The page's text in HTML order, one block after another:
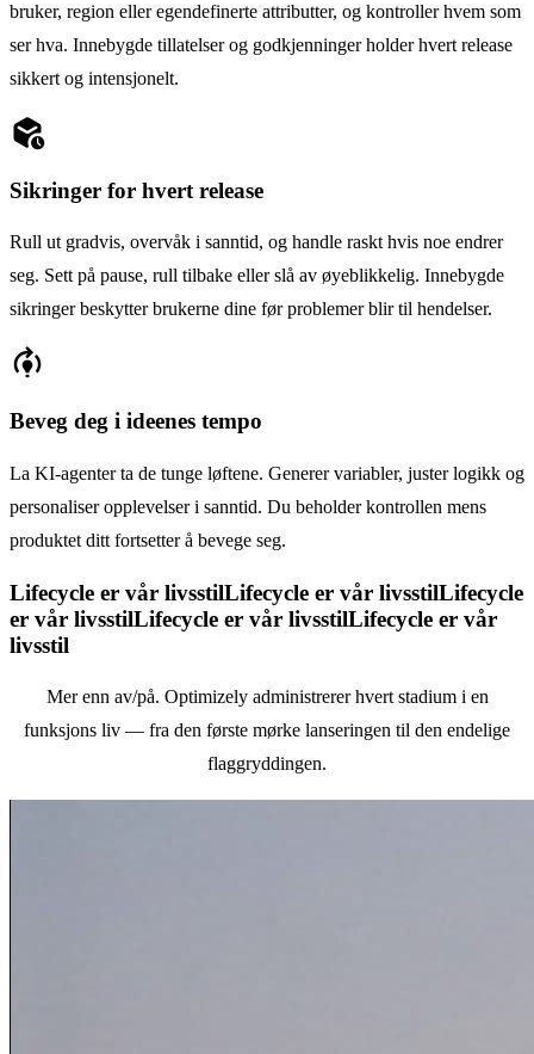
bruker, region eller egendefinerte attributter, og kontroller hvem som
ser hva. Innebygde tillatelser og godkjenninger holder hvert release
sikkert og intensjonelt.
deployed_code_history
Sikringer for hvert release
Rull ut gradvis, overvåk i sanntid, og handle raskt hvis noe endrer
seg. Sett på pause, rull tilbake eller slå av øyeblikkelig. Innebygde
sikringer beskytter brukerne dine før problemer blir til hendelser.
model_training
Beveg deg i ideenes tempo
La KI-agenter ta de tunge løftene. Generer variabler, juster logikk og
personaliser opplevelser i sanntid. Du beholder kontrollen mens
produktet ditt fortsetter å bevege seg.
Lifecycle er vår livsstilLifecycle er vår livsstilLifecycle
er vår livsstilLifecycle er vår livsstilLifecycle er vår
livsstil
Mer enn av/på. Optimizely administrerer hvert stadium i en
funksjons liv — fra den første mørke lanseringen til den endelige
flaggryddingen.